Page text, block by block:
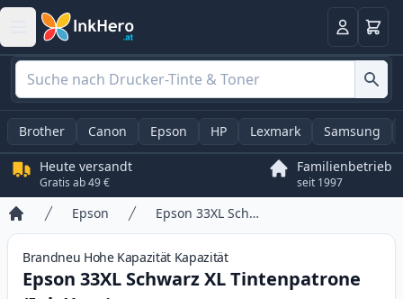
Anmelden
Brother Canon Epson HP Lexmark Samsung
Heute versandt
Gratis ab 49 €
Familienbetrieb
seit 1997
Startseite
Epson Epson 33XL Schwarz XL Tintenpatrone (Ink Hero)
Brandneu Hohe Kapazität Kapazität
Epson 33XL Schwarz XL Tintenpatrone